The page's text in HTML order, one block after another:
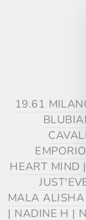
19.61
HEART MIND |
MALA ALISHA
| NADINE H |